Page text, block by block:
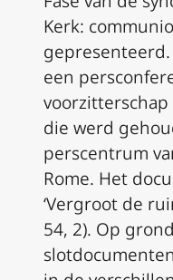
Kerk:
een
voorzitterschap
die werd
perscentrum
Rome. Het
‘Vergroot de
54, 2). Op